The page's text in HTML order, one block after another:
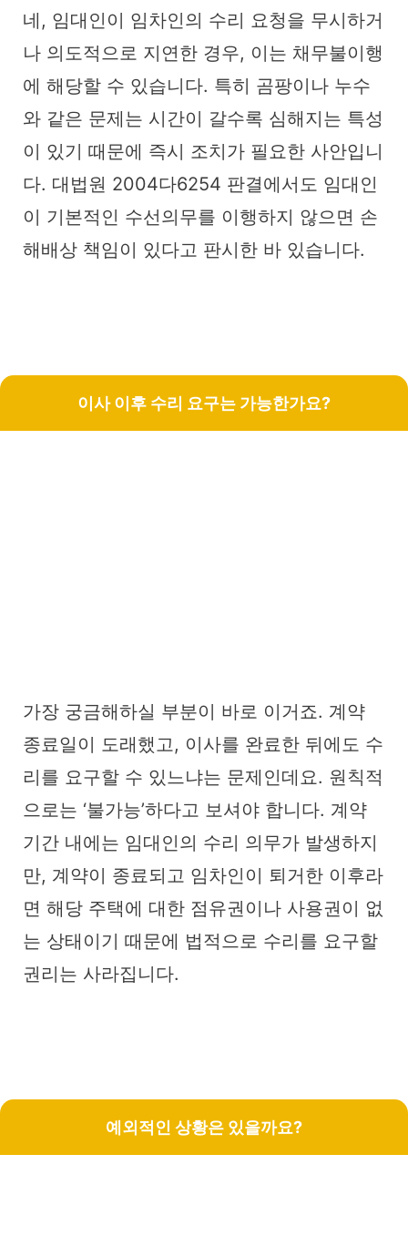
네, 임대인이 임차인의 수리 요청을 무시하거
나 의도적으로 지연한 경우, 이는 채무불이행
에 해당할 수 있습니다. 특히 곰팡이나 누수
와 같은 문제는 시간이 갈수록 심해지는 특성
이 있기 때문에 즉시 조치가 필요한 사안입니
다. 대법원 2004다6254 판결에서도 임대인
이 기본적인 수선의무를 이행하지 않으면 손
해배상 책임이 있다고 판시한 바 있습니다.
이사 이후 수리 요구는 가능한가요?
가장 궁금해하실 부분이 바로 이거죠. 계약
종료일이 도래했고, 이사를 완료한 뒤에도 수
리를 요구할 수 있느냐는 문제인데요. 원칙적
으로는 ‘불가능’하다고 보셔야 합니다. 계약
기간 내에는 임대인의 수리 의무가 발생하지
만, 계약이 종료되고 임차인이 퇴거한 이후라
면 해당 주택에 대한 점유권이나 사용권이 없
는 상태이기 때문에 법적으로 수리를 요구할
권리는 사라집니다.
예외적인 상황은 있을까요?